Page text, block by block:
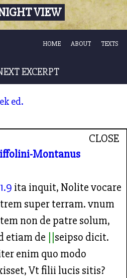
VIEW
HOME ABOUT TEXTS
EXCERPT
ed.
CLOSE
Montanus
ita inquit, Nolite vocare
super terram. vnum
non de patre solum,
etiam de
seipso dicit.
enim quo modo
Vt filii lucis sitis?